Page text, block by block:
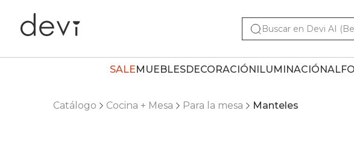
SALEMUEBLESDECORACIÓNILUMINACIÓN
Catálogo Cocina + Mesa Para la mesa Manteles